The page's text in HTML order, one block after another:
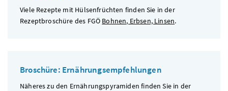
Viele Rezepte mit Hülsenfrüchten finden Sie in der
Rezeptbroschüre des FGÖ Bohnen, Erbsen, Linsen.
Broschüre: Ernährungsempfehlungen
Näheres zu den Ernährungspyramiden finden Sie in der